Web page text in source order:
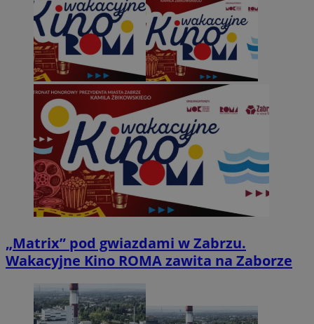
„Matrix” pod gwiazdami w Zabrzu.
Wakacyjne Kino ROMA zawita na Zaborze